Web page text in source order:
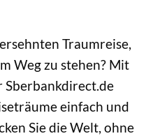
Traumreise,
Weg zu stehen? Mit
Sberbankdirect.de
einfach und
Sie die Welt, ohne